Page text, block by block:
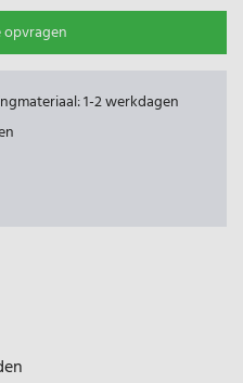
1-2 werkdagen